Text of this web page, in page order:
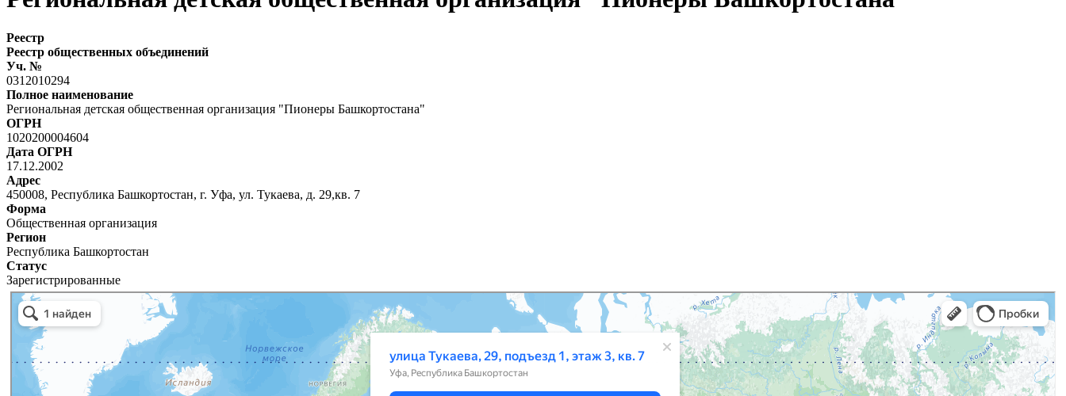
Реестр
Реестр общественных объединений
Уч. №
0312010294
Полное наименование
Региональная детская общественная организация "Пионеры Башкортостана"
ОГРН
1020200004604
Дата ОГРН
17.12.2002
Адрес
450008, Республика Башкортостан, г. Уфа, ул. Тукаева, д. 29,кв. 7
Форма
Общественная организация
Регион
Республика Башкортостан
Статус
Зарегистрированные